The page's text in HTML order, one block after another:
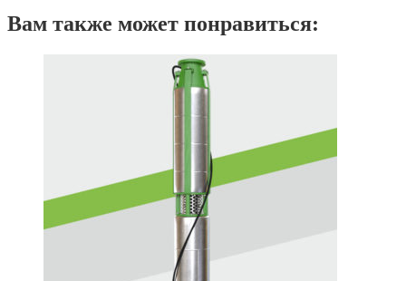
Вам также может понравиться: